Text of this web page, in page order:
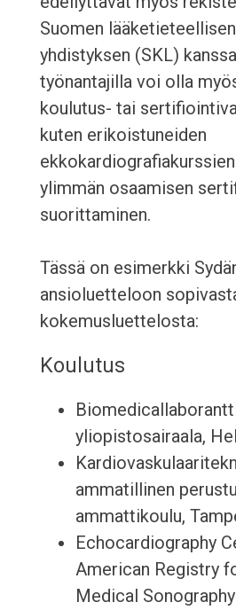
Suomen
yhdistyksen (SKL)
työnantajilla voi olla
koulutus- tai
kuten erikoistuneiden
ylimmän osaamisen
suorittaminen.
Tässä on esimerkki
ansioluetteloon
kokemusluettelosta:
Koulutus
yliopistosairaala,
ammatillinen
ammattikoulu,
Echocardiography
American Registry
Medical